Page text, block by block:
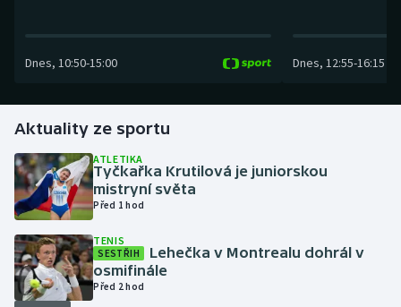
Florbal
Golf
Gymnastika
Házená
Jezdectví
Dnes, 10:50-15:00 Dnes, 12:55-16:15
Aktuality ze sportu
ATLETIKA
Tyčkařka Krutilová je juniorskou
mistryní světa
Před 1 hod
TENIS
SESTŘIH
Lehečka v Montrealu dohrál v
osmifinále
Před 2 hod